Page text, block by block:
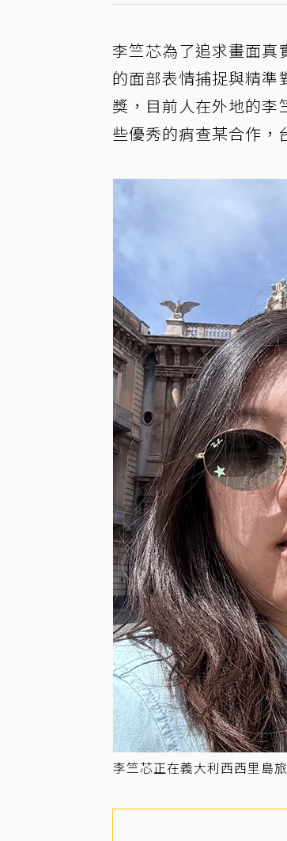
李竺芯為了追求畫面真
的面部表情捕捉與精準
獎，目前人在外地的李
些優秀的痟查某合作，
李竺芯正在義大利西西里島